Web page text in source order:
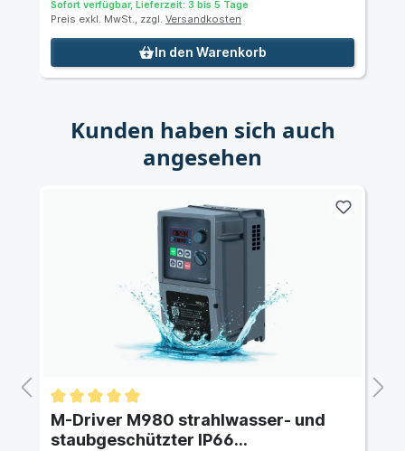
Sofort verfügbar, Lieferzeit: 3 bis 5 Tage
Preis exkl. MwSt., zzgl. Versandkosten
In den Warenkorb
Kunden haben sich auch
angesehen
M-Driver M980 strahlwasser- und
staubgeschützter IP66